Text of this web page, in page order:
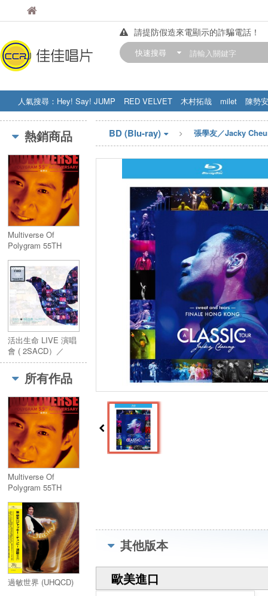
佳佳唱片
請提防假造來電顯示的詐騙電話！
【中華門市營業時間調整公告】
快速搜尋
人氣搜尋： Hey! Say! JUMP RED VELVET 木村拓哉 milet
陳勢安
STRAY KIDS
盧廣仲 周杰伦
熱銷商品
Multiverse Of
Polygram 55TH
(2CDs)
活出生命 LIVE 演唱
會 ( 2SACD）／
LIVE
PERFORMANCE (
2SACD）
所有作品
Multiverse Of
Polygram 55TH
(2CDs)
過敏世界 (UHQCD)
BD (Blu-ray) 張學友／Jacky
其他版本
歐美進口